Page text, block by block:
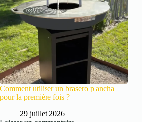
Comment utiliser un brasero plancha
pour la première fois ?
29 juillet 2026